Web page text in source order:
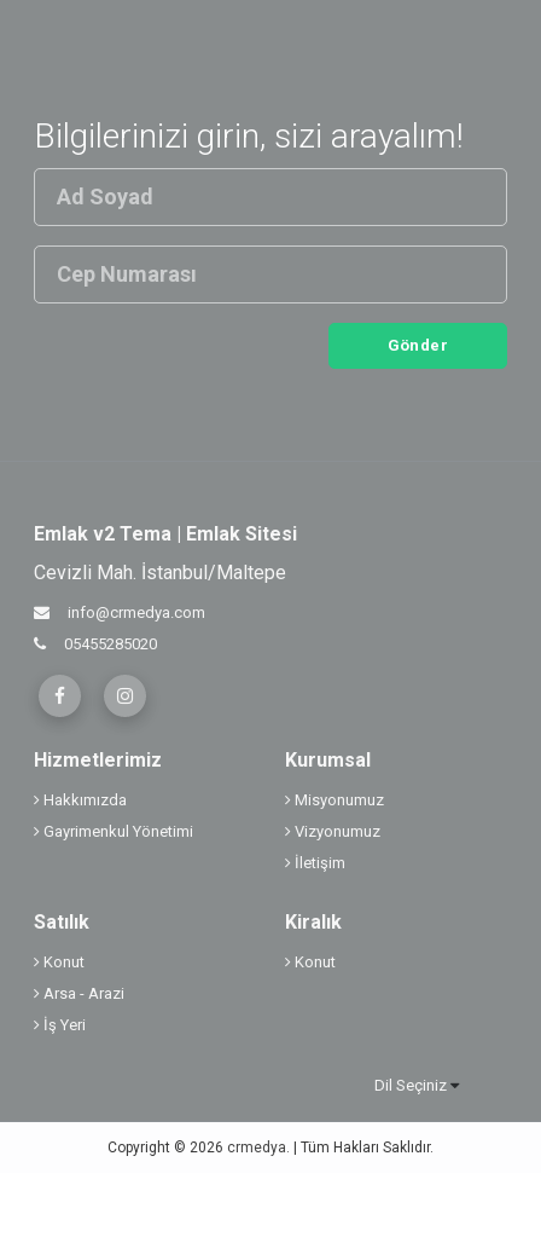
Bilgilerinizi girin, sizi arayalım!
Gönder
Emlak v2 Tema | Emlak Sitesi
Cevizli Mah. İstanbul/Maltepe
info@crmedya.com
05455285020
Hizmetlerimiz
Hakkımızda
Gayrimenkul Yönetimi
Kurumsal
Misyonumuz
Vizyonumuz
İletişim
Satılık
Konut
Arsa - Arazi
İş Yeri
Kiralık
Konut
Dil Seçiniz
Copyright © 2026 crmedya. | Tüm Hakları Saklıdır.